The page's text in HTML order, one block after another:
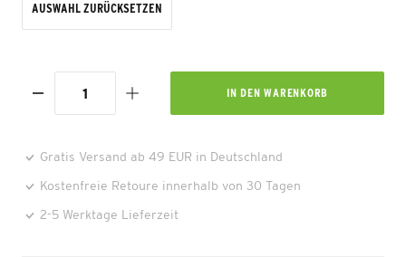
AUSWAHL ZURÜCKSETZEN
IN DEN WARENKORB
Gratis Versand ab 49 EUR in Deutschland
Kostenfreie Retoure innerhalb von 30 Tagen
2-5 Werktage Lieferzeit